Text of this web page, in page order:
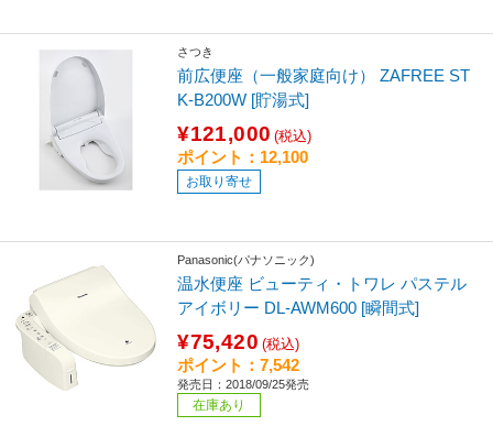
さつき
前広便座（一般家庭向け） ZAFREE ST
K-B200W [貯湯式]
¥121,000 (税込)
ポイント：12,100
お取り寄せ
Panasonic(パナソニック)
温水便座 ビューティ・トワレ パステル
アイボリー DL-AWM600 [瞬間式]
¥75,420 (税込)
ポイント：7,542
発売日：2018/09/25発売
在庫あり